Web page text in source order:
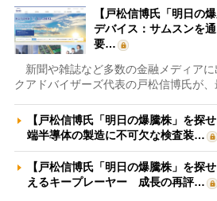
【戸松信博氏「明日の
デバイス：サムスンを
要…
新聞や雑誌など多数の金融メディア
クアドバイザーズ代表の戸松信博氏が、
【戸松信博氏「明日の爆騰株」を探
端半導体の製造に不可欠な検査装…
【戸松信博氏「明日の爆騰株」を探
えるキープレーヤー 成長の再評…